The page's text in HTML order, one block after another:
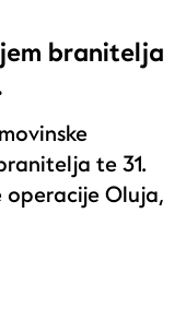
branitelja
te 31.
Oluja,